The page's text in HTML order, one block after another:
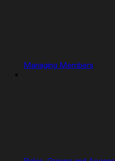
Managing Members